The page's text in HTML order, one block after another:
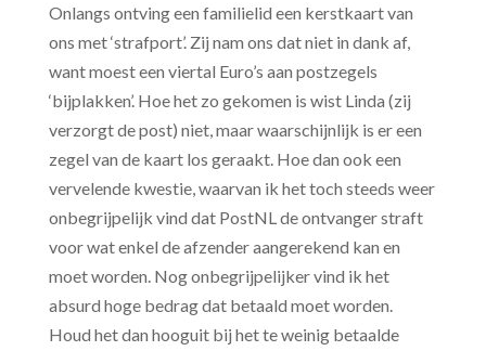
Onlangs ontving een familielid een kerstkaart van
ons met ‘strafport’. Zij nam ons dat niet in dank af,
want moest een viertal Euro’s aan postzegels
‘bijplakken’. Hoe het zo gekomen is wist Linda (zij
verzorgt de post) niet, maar waarschijnlijk is er een
zegel van de kaart los geraakt. Hoe dan ook een
vervelende kwestie, waarvan ik het toch steeds weer
onbegrijpelijk vind dat PostNL de ontvanger straft
voor wat enkel de afzender aangerekend kan en
moet worden. Nog onbegrijpelijker vind ik het
absurd hoge bedrag dat betaald moet worden.
Houd het dan hooguit bij het te weinig betaalde